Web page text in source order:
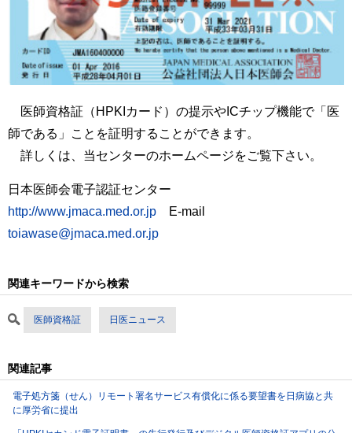
医師資格証（HPKIカード）の提示やICチップ機能で「医
師である」ことを証明することができます。
詳しくは、当センターのホームページをご覧下さい。
日本医師会電子認証センター
http://www.jmaca.med.or.jp E-mail
toiawase@jmaca.med.or.jp
関連キーワードから検索
医師資格証 日医ニュース
関連記事
電子処方箋（せん）リモート署名サービス有償化に係る要望書を日病協と共
に厚労省に提出